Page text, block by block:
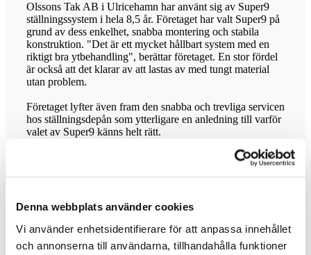
Denna webbplats använder cookies
Vi använder enhetsidentifierare för att anpassa innehållet
och annonserna till användarna, tillhandahålla funktioner
Olssons Tak AB i Ulricehamn har använt sig av Super9
ställningssystem i hela 8,5 år. Företaget har valt Super9 på
grund av dess enkelhet, snabba montering och stabila
konstruktion. "Det är ett mycket hållbart system med en
riktigt bra ytbehandling", berättar företaget. En stor fördel
är också att det klarar av att lastas av med tungt material
utan problem.
Företaget lyfter även fram den snabba och trevliga servicen
hos ställningsdepån som ytterligare en anledning till varför
valet av Super9 känns helt rätt.
Super9